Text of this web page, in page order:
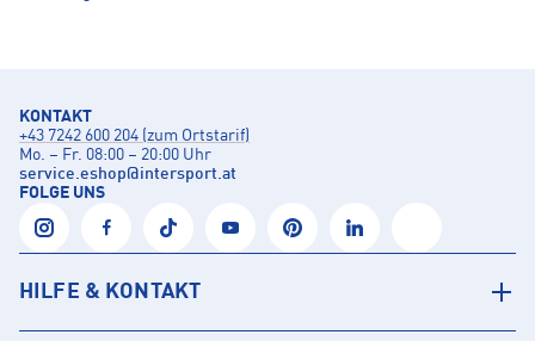
KONTAKT
+43 7242 600 204 (zum Ortstarif)
Mo. – Fr. 08:00 – 20:00 Uhr
service.eshop@intersport.at
FOLGE UNS
HILFE & KONTAKT